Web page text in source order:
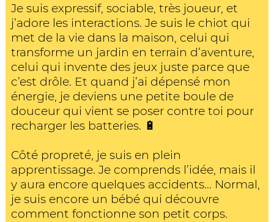
Je suis expressif, sociable, très joueur, et
j’adore les interactions. Je suis le chiot qui
met de la vie dans la maison, celui qui
transforme un jardin en terrain d’aventure,
celui qui invente des jeux juste parce que
c’est drôle. Et quand j’ai dépensé mon
énergie, je deviens une petite boule de
douceur qui vient se poser contre toi pour
recharger les batteries. 🔋
Côté propreté, je suis en plein
apprentissage. Je comprends l’idée, mais il
y aura encore quelques accidents... Normal,
je suis encore un bébé qui découvre
comment fonctionne son petit corps.